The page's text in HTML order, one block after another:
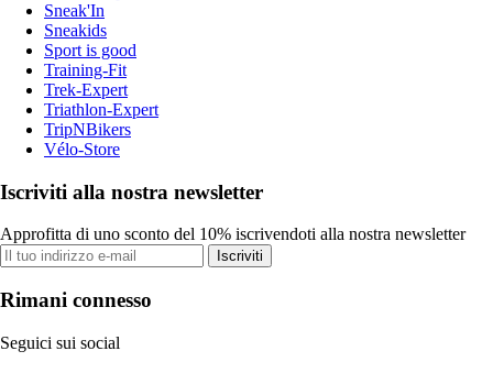
Sneak'In
Sneakids
Sport is good
Training-Fit
Trek-Expert
Triathlon-Expert
TripNBikers
Vélo-Store
Iscriviti alla nostra newsletter
Approfitta di uno sconto del 10% iscrivendoti alla nostra newsletter
Iscriviti
Rimani connesso
Seguici sui social